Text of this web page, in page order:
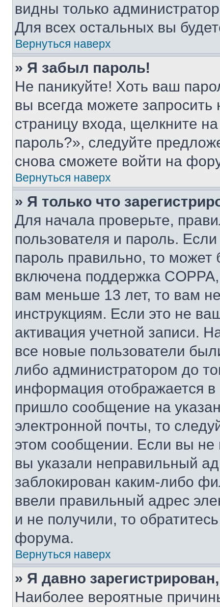
видны только
Для всех остальных вы
Вернуться наверх
» Я забыл пароль!
Не паникуйте! Хоть ваш
вы всегда можете
страницу входа, щелкните
пароль?», следуйте
снова сможете войти на
Вернуться наверх
» Я только что
Для начала проверьте,
пользователя и пароль.
пароль правильно, то может
включена поддержка
вам меньше 13 лет, то вам
инструкциям. Если это не
активация учетной записи.
все новые пользователи
либо администратором до
информация отображается
пришло сообщение на
электронной почты, то
этом сообщении. Если вы
вы указали неправильный
заблокирован каким-либо
ввели правильный адрес
и не получили, то
форума.
Вернуться наверх
» Я давно
Наиболее вероятные